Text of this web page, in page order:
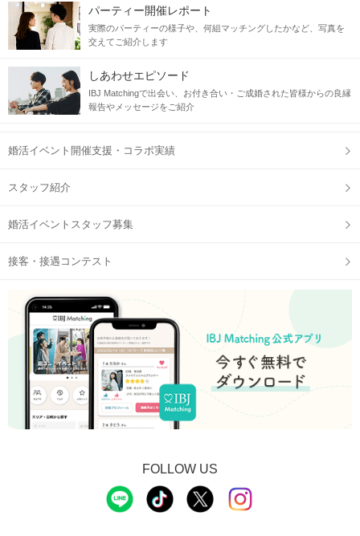
STEP2
STEP3 【個室8対8】トークタイムスタート
パーティー開催レポート
実際のパーティーの様子や、何組マッチングしたかなど、写真を
交えてご紹介します
しあわせエピソード
IBJ Matchingで出会い、お付き合い・ご成婚された皆様からの良縁
報告やメッセージをご紹介
婚活イベント開催支援・コラボ実績
スタッフ紹介
婚活イベントスタッフ募集
接客・接遇コンテスト
FOLLOW US